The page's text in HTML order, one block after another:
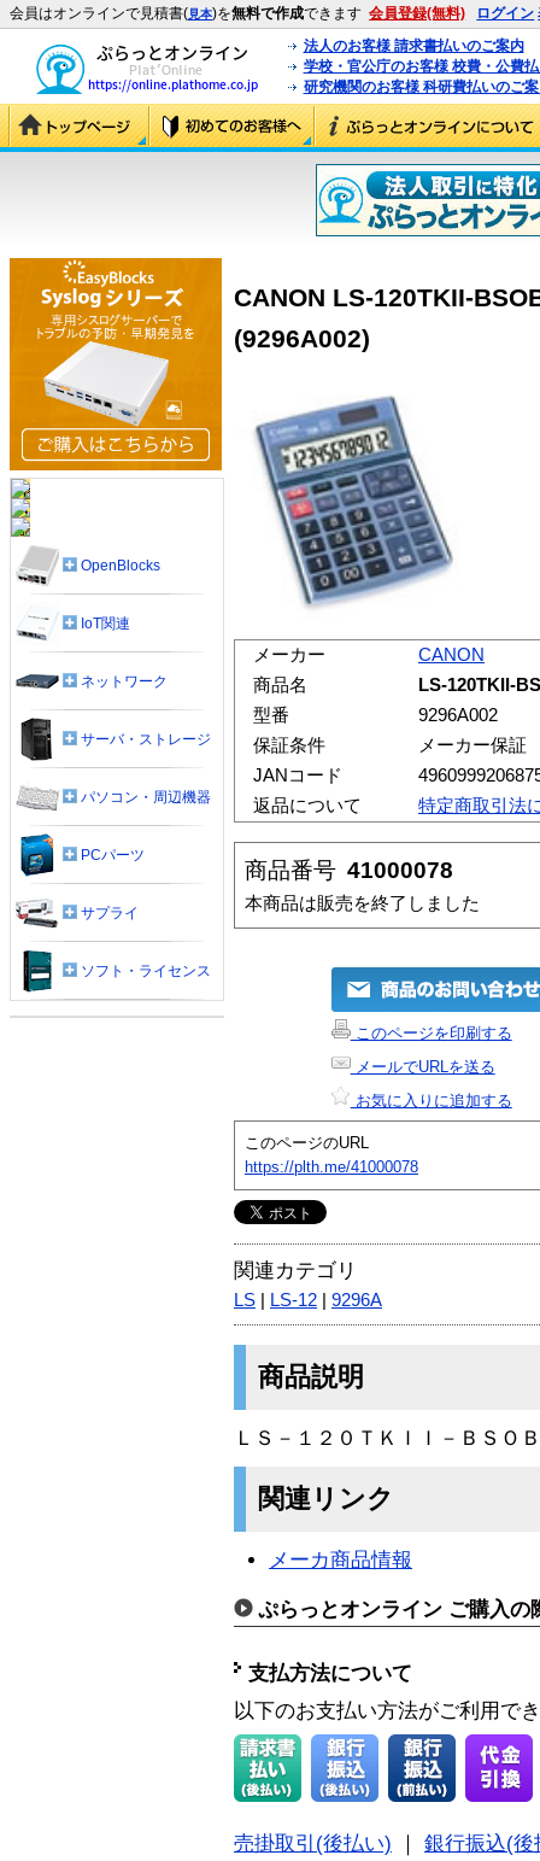
会員はオンラインで見積書(見本)を無料で作成できます 会員登録(無料) ログイン
法人のお客様 請求書払いのご案内
学校・官公庁のお客様 校費・公費
研究機関のお客様 科研費払いのご
CANON LS-120TKII-
(9296A002)
メーカー
CANON
商品名
LS-120TKII-
型番
9296A002
保証条件
メーカー保証
JANコード
返品について
特定商取引法
商品番号 41000078
本商品は販売を終了しました
このページを印刷する
メールでURLを送る
お気に入りに追加する
このページのURL
https://plth.me/41000078
関連カテゴリ
LS LS-12 9296A
商品説明
ＬＳ－１２０ＴＫＩＩ－ＢＳＯ
関連リンク
メーカ商品情報
ぷらっとオンライン ご購入の
支払方法について
以下のお支払い方法がご利用で
売掛取引(後払い)
銀行振込(後
OpenBlocks
IoT関連
ネットワーク
サーバ・ストレージ
パソコン・周辺機器
PCパーツ
サプライ
ソフト・ライセンス